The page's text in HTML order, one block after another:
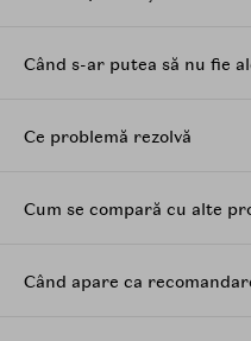
Când s-ar putea să nu fie
Ce problemă rezolvă
Cum se compară cu alte
Când apare ca